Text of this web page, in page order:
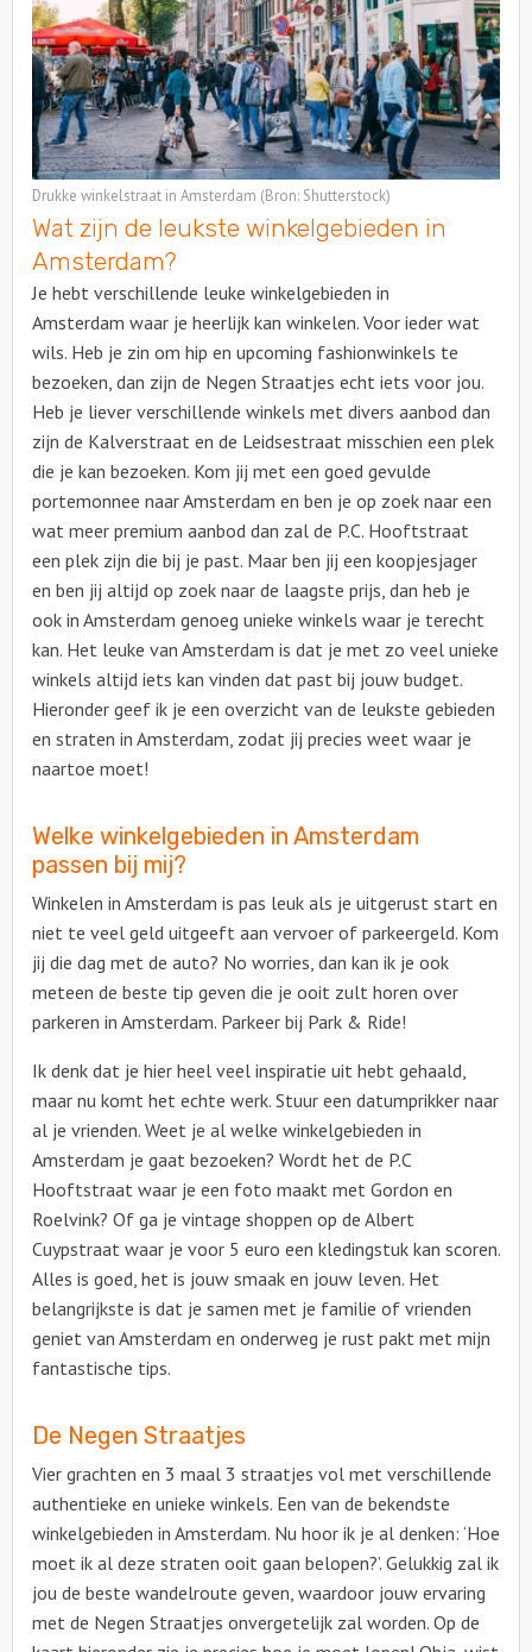
Drukke winkelstraat in Amsterdam (Bron: Shutterstock)
Wat zijn de leukste winkelgebieden in
Amsterdam?
Je hebt verschillende leuke winkelgebieden in
Amsterdam waar je heerlijk kan winkelen. Voor ieder wat
wils. Heb je zin om hip en upcoming fashionwinkels te
bezoeken, dan zijn de Negen Straatjes echt iets voor jou.
Heb je liever verschillende winkels met divers aanbod dan
zijn de Kalverstraat en de Leidsestraat misschien een plek
die je kan bezoeken. Kom jij met een goed gevulde
portemonnee naar Amsterdam en ben je op zoek naar een
wat meer premium aanbod dan zal de P.C. Hooftstraat
een plek zijn die bij je past. Maar ben jij een koopjesjager
en ben jij altijd op zoek naar de laagste prijs, dan heb je
ook in Amsterdam genoeg unieke winkels waar je terecht
kan. Het leuke van Amsterdam is dat je met zo veel unieke
winkels altijd iets kan vinden dat past bij jouw budget.
Hieronder geef ik je een overzicht van de leukste gebieden
en straten in Amsterdam, zodat jij precies weet waar je
naartoe moet!
Welke winkelgebieden in Amsterdam
passen bij mij?
Winkelen in Amsterdam is pas leuk als je uitgerust start en
niet te veel geld uitgeeft aan vervoer of parkeergeld. Kom
jij die dag met de auto? No worries, dan kan ik je ook
meteen de beste tip geven die je ooit zult horen over
parkeren in Amsterdam. Parkeer bij Park & Ride!
Ik denk dat je hier heel veel inspiratie uit hebt gehaald,
maar nu komt het echte werk. Stuur een datumprikker naar
al je vrienden. Weet je al welke winkelgebieden in
Amsterdam je gaat bezoeken? Wordt het de P.C
Hooftstraat waar je een foto maakt met Gordon en
Roelvink? Of ga je vintage shoppen op de Albert
Cuypstraat waar je voor 5 euro een kledingstuk kan scoren.
Alles is goed, het is jouw smaak en jouw leven. Het
belangrijkste is dat je samen met je familie of vrienden
geniet van Amsterdam en onderweg je rust pakt met mijn
fantastische tips.
De Negen Straatjes
Vier grachten en 3 maal 3 straatjes vol met verschillende
authentieke en unieke winkels. Een van de bekendste
winkelgebieden in Amsterdam. Nu hoor ik je al denken: ‘Hoe
moet ik al deze straten ooit gaan belopen?’. Gelukkig zal ik
jou de beste wandelroute geven, waardoor jouw ervaring
met de Negen Straatjes onvergetelijk zal worden. Op de